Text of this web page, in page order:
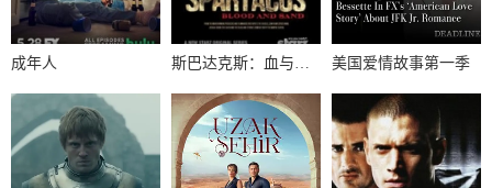
成年人 美国爱情故事第一季